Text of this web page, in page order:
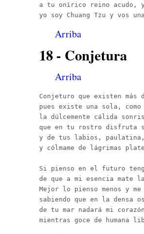
a tu onírico reino acudo,
Arriba
18 - Conjetura
Arriba
Conjeturo que existen más
pues existe una sola, como
la dúlcemente cálida
que en tu rostro disfruta
y de tus labios,
y cólmame de lágrimas
Si pienso en el futuro
de que a mi esencia mate
Mejor lo pienso menos y me
sabiendo que en la densa
de tu mar nadará mi